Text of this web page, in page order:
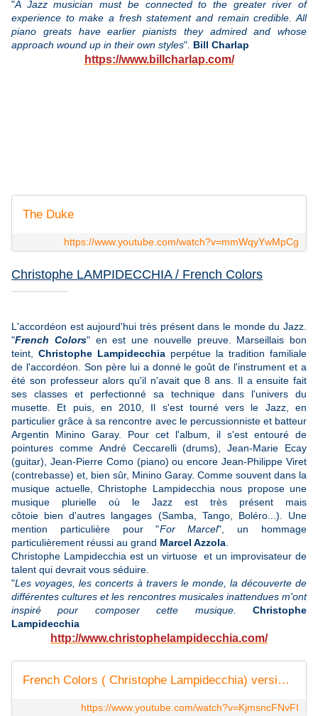
"A Jazz musician must be connected to the greater river of
experience to make a fresh statement and remain credible. All
piano greats have earlier pianists they admired and whose
approach wound up in their own styles". Bill Charlap
https://www.billcharlap.com/
The Duke
https://www.youtube.com/watch?v=mmWqyYwMpCg
Christophe LAMPIDECCHIA / French Colors
L'accordéon est aujourd'hui très présent dans le monde du Jazz.
"French Colors" en est une nouvelle preuve. Marseillais bon
teint, Christophe Lampidecchia perpétue la tradition familiale
de l'accordéon. Son père lui a donné le goût de l'instrument et a
été son professeur alors qu'il n'avait que 8 ans. Il a ensuite fait
ses classes et perfectionné sa technique dans l'univers du
musette. Et puis, en 2010, Il s'est tourné vers le Jazz, en
particulier grâce à sa rencontre avec le percussionniste et batteur
Argentin Minino Garay. Pour cet l'album, il s'est entouré de
pointures comme André Ceccarelli (drums), Jean-Marie Ecay
(guitar), Jean-Pierre Como (piano) ou encore Jean-Philippe Viret
(contrebasse) et, bien sûr, Minino Garay. Comme souvent dans la
musique actuelle, Christophe Lampidecchia nous propose une
musique plurielle où le Jazz est très présent mais
côtoie bien d'autres langages (Samba, Tango, Boléro...). Une
mention particulière pour "For Marcel", un hommage
particulièrement réussi au grand Marcel Azzola
Christophe Lampidecchia est un virtuose et un improvisateur de
talent qui devrait vous séduire.
"Les voyages, les concerts à travers le monde, la découverte de
différentes cultures et les rencontres musicales inattendues m'ont
inspiré pour composer cette musique. Christophe
Lampidecchia
http://www.christophelampidecchia.com/
French Colors ( Christophe Lampidecchia) version longue
https://www.youtube.com/watch?v=KjmsncFNvFI